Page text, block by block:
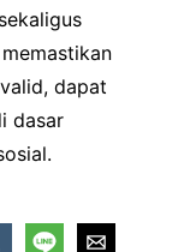
dapat
dasar